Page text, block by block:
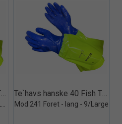
Te`havs hanske 40 Fish Thermo Quick View+ Te`havs hanske 40 Fish Thermo
Mod 241 Foret - lang - 9/Large